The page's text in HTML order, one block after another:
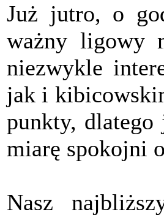
Już jutro, o
ważny ligowy
niezwykle
jak i
punkty,
miarę spokojni
Nasz